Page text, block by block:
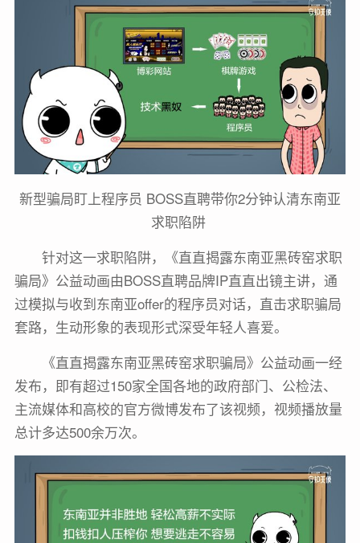
新型骗局盯上程序员 BOSS直聘带你2分钟认清东南亚
求职陷阱
针对这一求职陷阱，《直直揭露东南亚黑砖窑求职
骗局》公益动画由BOSS直聘品牌IP直直出镜主讲，通
过模拟与收到东南亚offer的程序员对话，直击求职骗局
套路，生动形象的表现形式深受年轻人喜爱。
《直直揭露东南亚黑砖窑求职骗局》公益动画一经
发布，即有超过150家全国各地的政府部门、公检法、
主流媒体和高校的官方微博发布了该视频，视频播放量
总计多达500余万次。